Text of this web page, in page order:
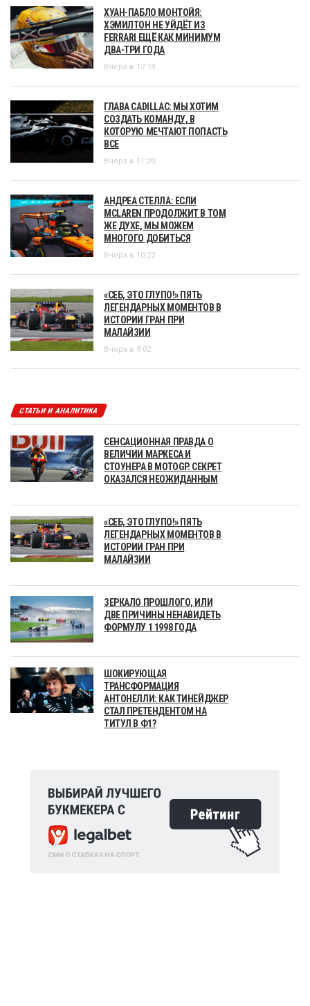
ХУАН-ПАБЛО МОНТОЙЯ:
ХЭМИЛТОН НЕ УЙДЁТ ИЗ
FERRARI ЕЩЁ КАК МИНИМУМ
ДВА-ТРИ ГОДА
Вчера в 12:18
ГЛАВА CADILLAC: МЫ ХОТИМ
СОЗДАТЬ КОМАНДУ, В
КОТОРУЮ МЕЧТАЮТ ПОПАСТЬ
ВСЕ
Вчера в 11:20
АНДРЕА СТЕЛЛА: ЕСЛИ
MCLAREN ПРОДОЛЖИТ В ТОМ
ЖЕ ДУХЕ, МЫ МОЖЕМ
МНОГОГО ДОБИТЬСЯ
Вчера в 10:22
«СЕБ, ЭТО ГЛУПО!» ПЯТЬ
ЛЕГЕНДАРНЫХ МОМЕНТОВ В
ИСТОРИИ ГРАН ПРИ
МАЛАЙЗИИ
Вчера в 9:02
СТАТЬИ И АНАЛИТИКА
СЕНСАЦИОННАЯ ПРАВДА О
ВЕЛИЧИИ МАРКЕСА И
СТОУНЕРА В MOTOGP. СЕКРЕТ
ОКАЗАЛСЯ НЕОЖИДАННЫМ
«СЕБ, ЭТО ГЛУПО!» ПЯТЬ
ЛЕГЕНДАРНЫХ МОМЕНТОВ В
ИСТОРИИ ГРАН ПРИ
МАЛАЙЗИИ
ЗЕРКАЛО ПРОШЛОГО, ИЛИ
ДВЕ ПРИЧИНЫ НЕНАВИДЕТЬ
ФОРМУЛУ 1 1998 ГОДА
ШОКИРУЮЩАЯ
ТРАНСФОРМАЦИЯ
АНТОНЕЛЛИ: КАК ТИНЕЙДЖЕР
СТАЛ ПРЕТЕНДЕНТОМ НА
ТИТУЛ В Ф1?